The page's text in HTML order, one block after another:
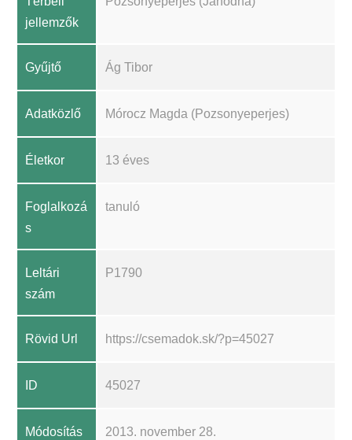
jellemzők
Gyűjtő Ág Tibor
Adatközlő Mórocz Magda (Pozsonyeperjes)
Életkor 13 éves
Foglalkozá
s
tanuló
Leltári
szám
P1790
Rövid Url https://csemadok.sk/?p=45027
ID 45027
Módosítás
2013. november 28.